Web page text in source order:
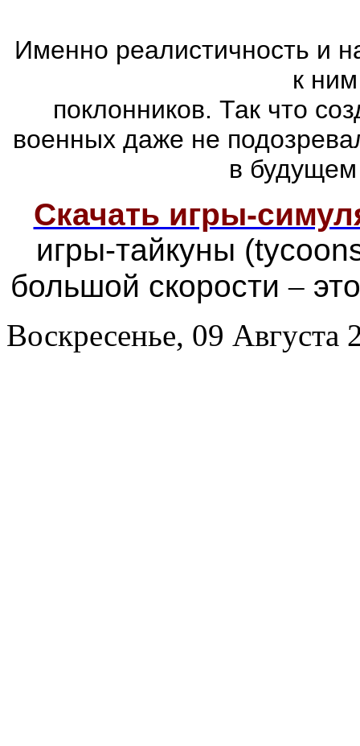
Именно реалистичность и
к
поклонников. Так что
военных даже не
в будущем
Скачать игры-
игры-тайкуны
большой скорости–
Воскресенье, 09 Августа